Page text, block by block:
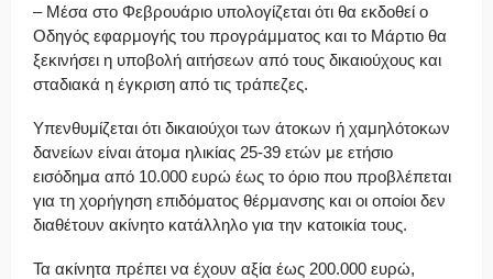
– Μέσα στο Φεβρουάριο υπολογίζεται ότι θα εκδοθεί ο
Οδηγός εφαρμογής του προγράμματος και το Μάρτιο θα
ξεκινήσει η υποβολή αιτήσεων από τους δικαιούχους και
σταδιακά η έγκριση από τις τράπεζες.
Υπενθυμίζεται ότι δικαιούχοι των άτοκων ή χαμηλότοκων
δανείων είναι άτομα ηλικίας 25-39 ετών με ετήσιο
εισόδημα από 10.000 ευρώ έως το όριο που προβλέπεται
για τη χορήγηση επιδόματος θέρμανσης και οι οποίοι δεν
διαθέτουν ακίνητο κατάλληλο για την κατοικία τους.
Τα ακίνητα πρέπει να έχουν αξία έως 200.000 ευρώ,